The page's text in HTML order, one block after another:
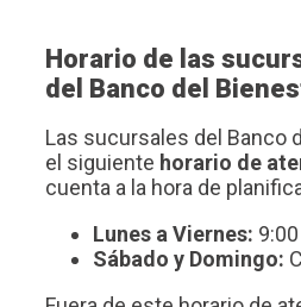
Horario de las
del Banco del
Las sucursales del Banco
el siguiente horario de
cuenta a la hora de
Lunes a Viernes:
Sábado y Domingo: